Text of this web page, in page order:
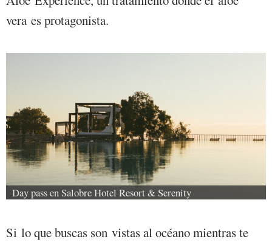
vera es protagonista.
Day pass en Salobre Hotel Resort & Serenity
Si lo que buscas son vistas al océano mientras te